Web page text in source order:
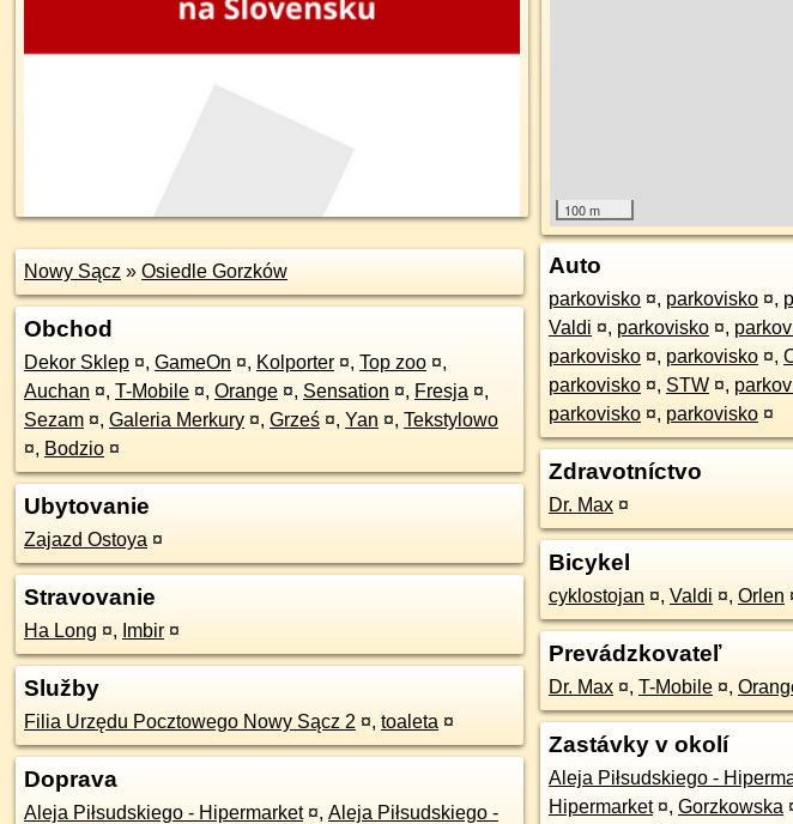
100 m
Nowy Sącz » Osiedle Gorzków
Obchod
Dekor Sklep ¤, GameOn ¤, Kolporter ¤, Top zoo ¤,
Auchan ¤, T-Mobile ¤, Orange ¤, Sensation ¤, Fresja ¤,
Sezam ¤, Galeria Merkury ¤, Grześ ¤, Yan ¤, Tekstylowo
¤, Bodzio ¤
Ubytovanie
Zajazd Ostoya ¤
Stravovanie
Ha Long ¤, Imbir ¤
Služby
Filia Urzędu Pocztowego Nowy Sącz 2 ¤, toaleta ¤
Doprava
Aleja Piłsudskiego - Hipermarket ¤, Aleja Piłsudskiego -
Auto
parkovisko ¤, parkovisko ¤,
Valdi ¤, parkovisko ¤,
parkovisko ¤, parkovisko ¤,
parkovisko ¤, STW ¤,
parkovisko ¤, parkovisko ¤
Zdravotníctvo
Dr. Max ¤
Bicykel
cyklostojan ¤, Valdi ¤, Orlen
Prevádzkovateľ
Dr. Max ¤, T-Mobile ¤,
Zastávky v okolí
Aleja Piłsudskiego -
Hipermarket ¤, Gorzkowska